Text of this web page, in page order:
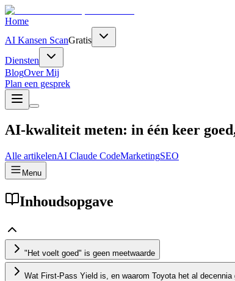
Home
AI Kansen ScanGratis
Diensten
BlogOver Mij
Plan een gesprek
AI-kwaliteit meten: in één keer
Alle artikelenAI Claude CodeMarketingSEO
Menu
Inhoudsopgave
"Het voelt goed" is geen meetwaarde
Wat First-Pass Yield is, en waarom Toyota het al decennia